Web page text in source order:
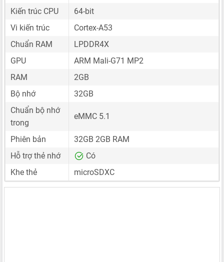
Kiến trúc CPU
64-bit
Vi kiến trúc
Cortex-A53
Chuẩn RAM
LPDDR4X
GPU
ARM Mali-G71 MP2
RAM
2GB
Bộ nhớ
32GB
Chuẩn bộ nhớ
trong
eMMC 5.1
Phiên bản
32GB 2GB RAM
Hỗ trợ thẻ nhớ
Có
Khe thẻ
microSDXC